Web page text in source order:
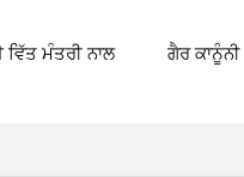
ਵਿੱਤ ਮੰਤਰੀ ਨਾਲ
ਗੈਰ